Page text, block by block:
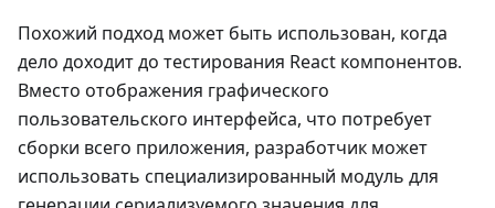
Похожий подход может быть использован, когда
дело доходит до тестирования React компонентов.
Вместо отображения графического
пользовательского интерфейса, что потребует
сборки всего приложения, разработчик может
использовать специализированный модуль для